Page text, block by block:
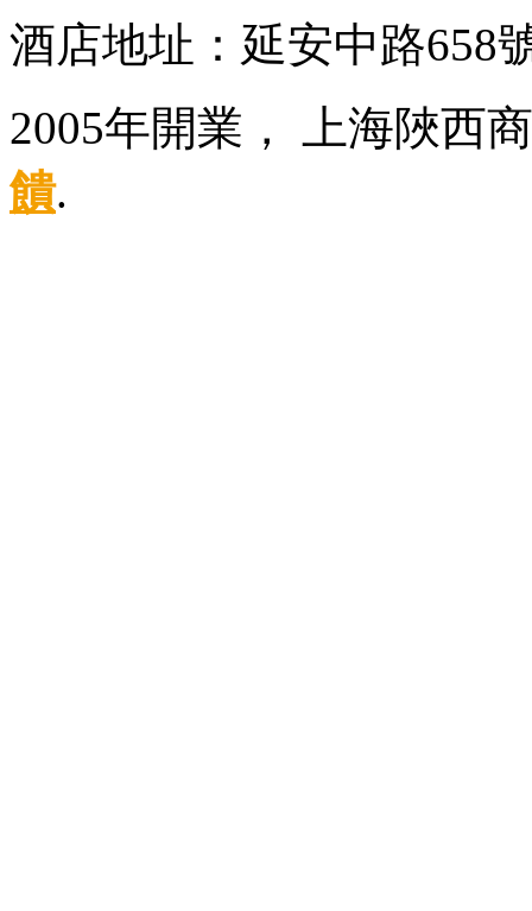
酒店地址：延安中路658
2005年開業， 上海陜
饋.